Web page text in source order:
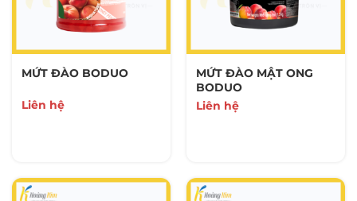
MỨT ĐÀO BODUO
Liên hệ
MỨT ĐÀO MẬT ONG
BODUO
Liên hệ